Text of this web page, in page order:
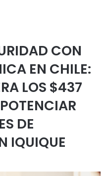
CON
EN CHILE:
LOS $437
DE
IQUIQUE